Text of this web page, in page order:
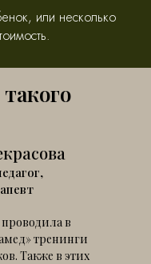
или несколько
в
тренинги
Также в этих